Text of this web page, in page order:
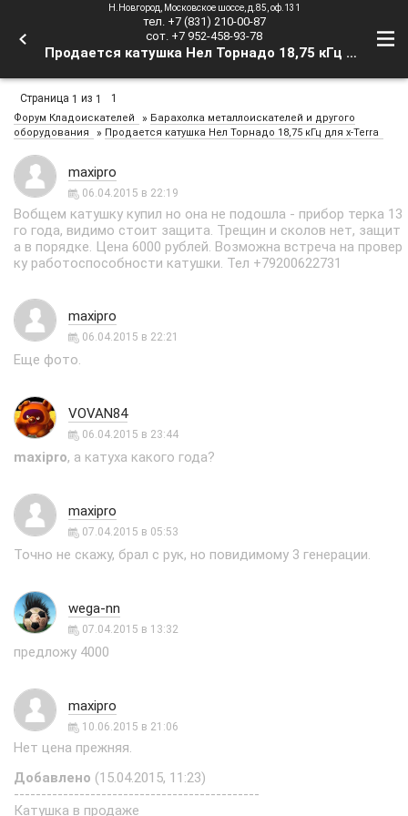
Н.Новгород, Московское шоссе, д.85, оф.131
тел. +7 (831) 210-00-87
сот. +7 952-458-93-78
Продается катушка Нел Торнадо 18,75 кГц для x-Terra - Форум Кладоискателей
Страница 1 из 1 1
Форум Кладоискателей » Барахолка металлоискателей и другого
оборудования
» Продается катушка Нел Торнадо 18,75 кГц для x-Terra
maxipro
06.04.2015 в 22:19
Вобщем катушку купил но она не подошла - прибор терка 13
го года, видимо стоит защита. Трещин и сколов нет, защит
а в порядке. Цена 6000 рублей. Возможна встреча на провер
ку работоспособности катушки. Тел +79200622731
maxipro
06.04.2015 в 22:21
Еще фото.
VOVAN84
06.04.2015 в 23:44
maxipro, а катуха какого года?
maxipro
07.04.2015 в 05:53
Точно не скажу, брал с рук, но повидимому 3 генерации.
wega-nn
07.04.2015 в 13:32
предложу 4000
maxipro
10.06.2015 в 21:06
Нет цена прежняя.
Добавлено (15.04.2015, 11:23)
---------------------------------------------
Катушка в продаже